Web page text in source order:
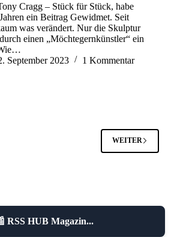
Cragg – Stück für Stück, habe
ein Beitrag Gewidmet. Seit
was verändert. Nur die Skulptur
einen „Möchtegernkünstler“ ein
September 2023 1 Kommentar
WEITER
RSS HUB Magazin...